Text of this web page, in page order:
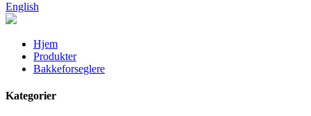
English
Hjem
Produkter
Bakkeforseglere
Kategorier